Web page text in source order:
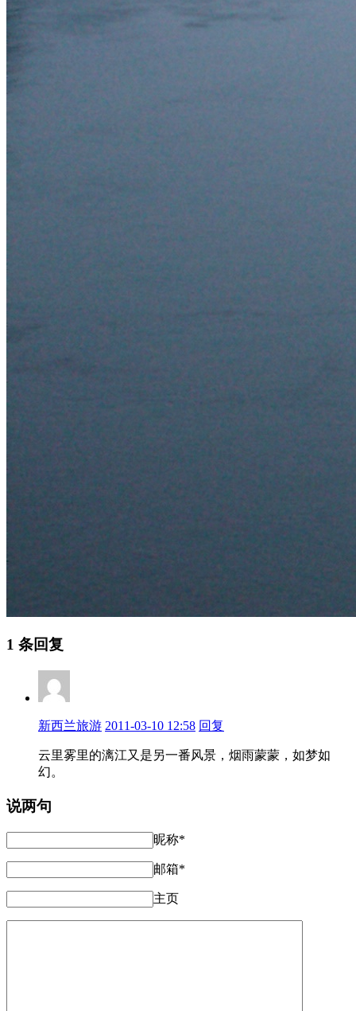
1 条回复
新西兰旅游 2011-03-10 12:58 回复
云里雾里的漓江又是另一番风景，烟雨蒙蒙，如梦如
幻。
说两句
昵称*
邮箱*
主页